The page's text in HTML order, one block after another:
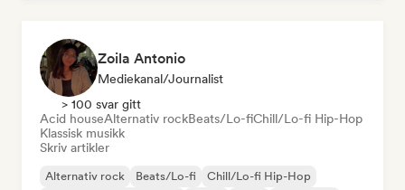
Zoila Antonio
Mediekanal/journalist
> 100 svar gitt
Acid houseAlternativ rockBeats/Lo-fiChill/Lo-fi Hip-Hop
Klassisk musikk
Skriv artikler
Alternativ rock Beats/Lo-fi
Chill/Lo-fi Hip-Hop